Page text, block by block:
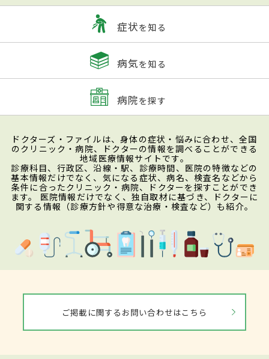
症状を知る
病気を知る
病院を探す
ドクターズ・ファイルは、身体の症状・悩みに合わせ、全国
のクリニック・病院、ドクターの情報を調べることができる
地域医療情報サイトです。
診療科目、行政区、沿線・駅、診療時間、医院の特徴などの
基本情報だけでなく、気になる症状、病名、検査名などから
条件に合ったクリニック・病院、ドクターを探すことができ
ます。 医院情報だけでなく、独自取材に基づき、ドクターに
関する情報（診療方針や得意な治療・検査など）も紹介。
ご掲載に関するお問い合わせはこちら